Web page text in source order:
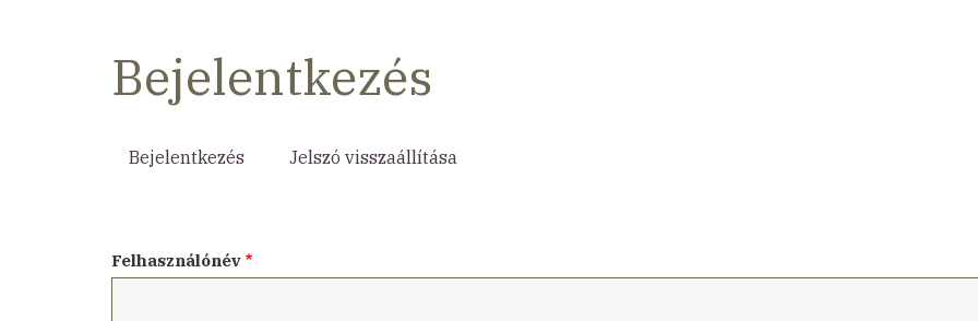
Bejelentkezés
Bejelentkezés (aktívJelszó visszaállítása
Felhasználónév